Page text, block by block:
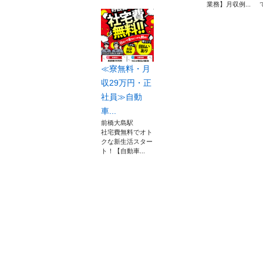
業務】月収例...
≪寮無料・月
収29万円・正
社員≫自動
車...
前橋大島駅
社宅費無料でオト
クな新生活スター
ト！【自動車...